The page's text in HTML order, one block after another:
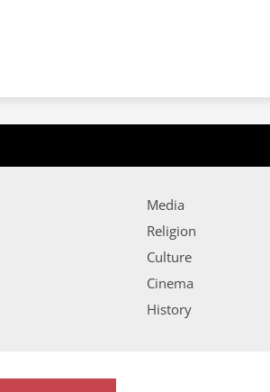
Media
Religion
Culture
Cinema
History